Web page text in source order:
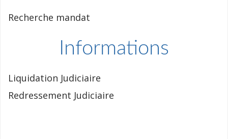
Recherche mandat
Informations
Liquidation Judiciaire
Redressement Judiciaire